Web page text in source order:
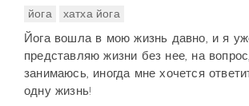
йога хатха йога
Йога вошла в мою жизнь давно, и я
представляю жизни без нее, на
занимаюсь, иногда мне хочется
одну жизнь!